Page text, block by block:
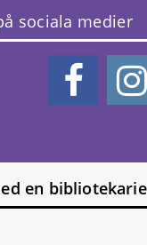
sociala medier
en bibliotekarie